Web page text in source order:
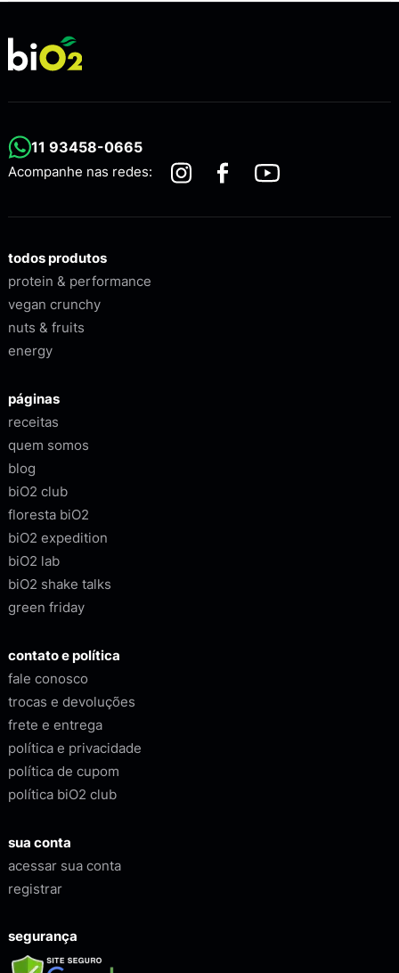
11 93458-0665
Acompanhe nas redes:
todos produtos
protein & performance
vegan crunchy
nuts & fruits
energy
páginas
receitas
quem somos
blog
biO2 club
floresta biO2
biO2 expedition
biO2 lab
biO2 shake talks
green friday
contato e política
fale conosco
trocas e devoluções
frete e entrega
política e privacidade
política de cupom
política biO2 club
sua conta
acessar sua conta
registrar
segurança